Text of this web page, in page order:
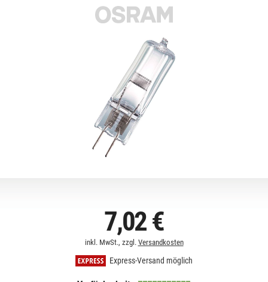
7,02 €
inkl. MwSt., zzgl. Versandkosten
Express-Versand möglich